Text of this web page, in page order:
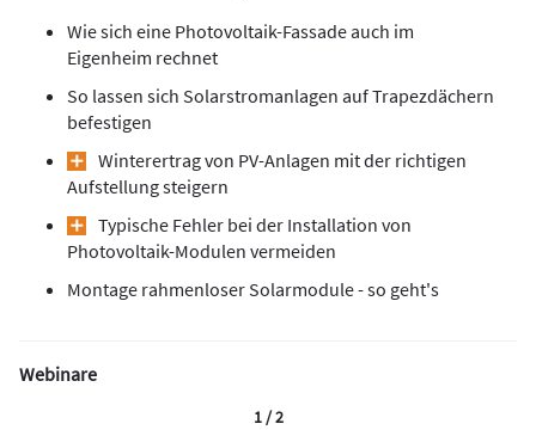
Wie sich eine Photovoltaik-Fassade auch im
Eigenheim rechnet
So lassen sich Solarstromanlagen auf Trapezdächern
befestigen
Winterertrag von PV-Anlagen mit der richtigen
Aufstellung steigern
Typische Fehler bei der Installation von
Photovoltaik-Modulen vermeiden
Montage rahmenloser Solarmodule - so geht's
Webinare
1 / 2